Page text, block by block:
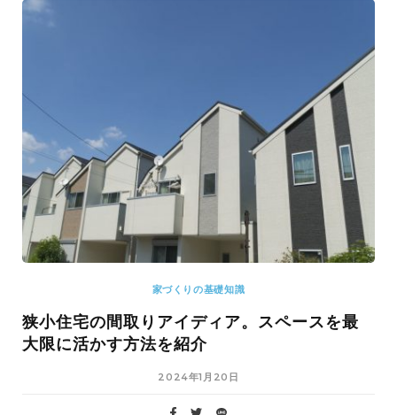
家づくりの基礎知識
狭小住宅の間取りアイディア。スペースを最
大限に活かす方法を紹介
2024年1月20日